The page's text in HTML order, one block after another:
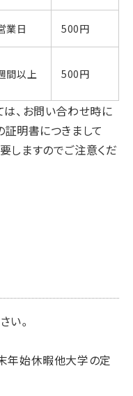
業日 500円
間以上 500円
、お問い合わせ時に
証明書につきまして
しますのでご注意くだ
い。
年始休暇他大学の定